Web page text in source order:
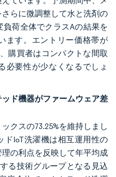
らに微調整して水と洗剤の
荷全体でクラスAの結果を
ます。エントリー価格帯が
購買者はコンパクトな間取
必要性が少なくなるでしょ
ド機器がファームウェア差
クスの73.25%を維持しまし
ドIoT洗濯機は相互運用性の
の利点を反映して年平均成
る技術グループとなる見込